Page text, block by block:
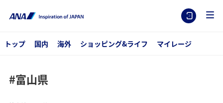
トップ 国内 海外 ショッピング&ライフ マイレージ
#富山県